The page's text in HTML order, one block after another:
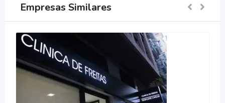
Empresas Similares